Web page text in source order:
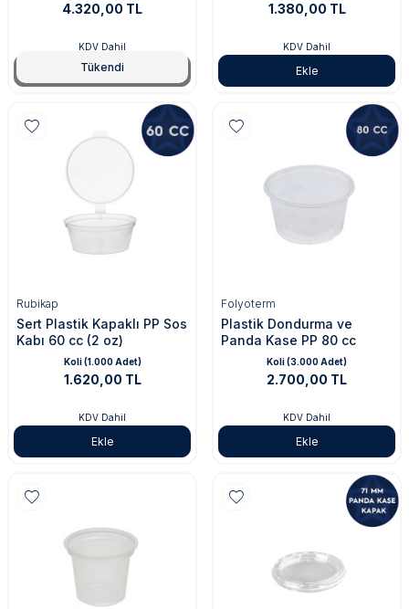
Tükendi
4.320,00 TL
KDV Dahil
Tükendi
1.380,00 TL
KDV Dahil
Ekle
Rubikap
Sert Plastik Kapaklı PP Sos
Kabı 60 cc (2 oz)
Koli (1.000 Adet)
1.620,00 TL
KDV Dahil
Ekle
Folyoterm
Plastik Dondurma ve
Panda Kase PP 80 cc
Koli (3.000 Adet)
2.700,00 TL
KDV Dahil
Ekle